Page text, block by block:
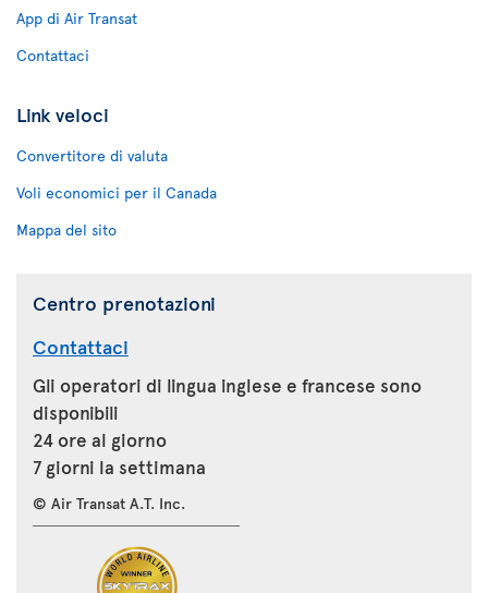
App di Air Transat
Contattaci
Link veloci
Convertitore di valuta
Voli economici per il Canada
Mappa del sito
Centro prenotazioni
Contattaci
Gli operatori di lingua inglese e francese sono
disponibili
24 ore al giorno
7 giorni la settimana
© Air Transat A.T. Inc.